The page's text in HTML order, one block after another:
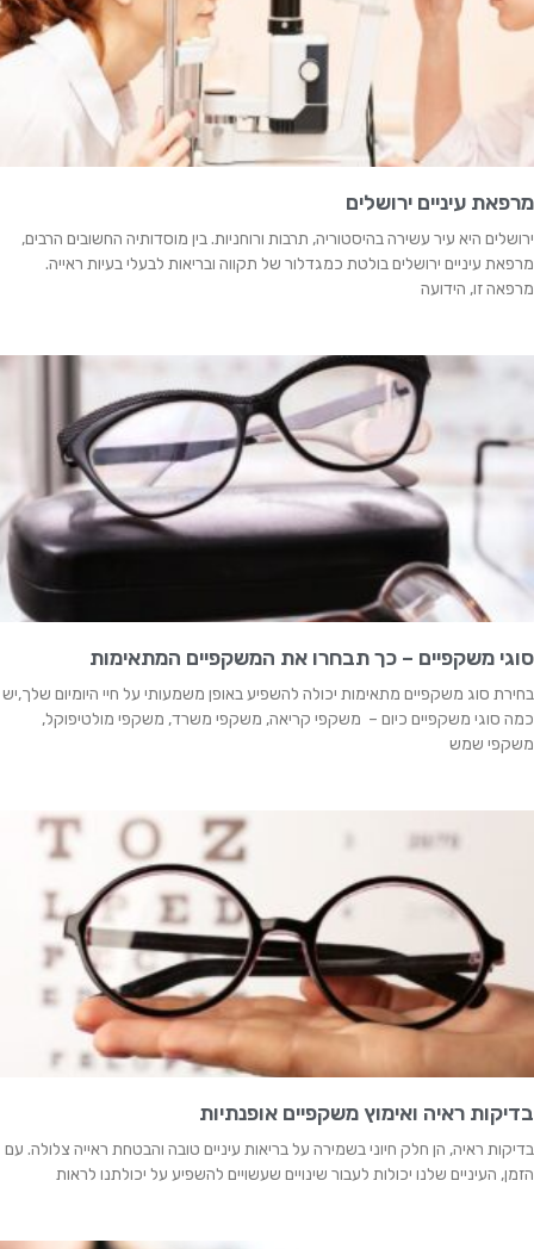
מרפאת עיניים ירושלים
ירושלים היא עיר עשירה בהיסטוריה, תרבות ורוחניות. בין מוסדותיה החשובים הרבים,
מרפאת עיניים ירושלים בולטת כמגדלור של תקווה ובריאות לבעלי בעיות ראייה.
מרפאה זו, הידועה
סוגי משקפיים – כך תבחרו את המשקפיים המתאימות
בחירת סוג משקפיים מתאימות יכולה להשפיע באופן משמעותי על חיי היומיום שלך,יש
כמה סוגי משקפיים כיום – משקפי קריאה, משקפי משרד, משקפי מולטיפוקל,
משקפי שמש
בדיקות ראיה ואימוץ משקפיים אופנתיות
בדיקות ראיה, הן חלק חיוני בשמירה על בריאות עיניים טובה והבטחת ראייה צלולה. עם
הזמן, העיניים שלנו יכולות לעבור שינויים שעשויים להשפיע על יכולתנו לראות